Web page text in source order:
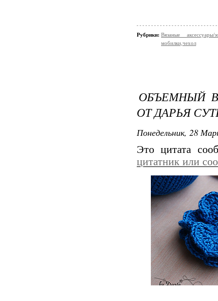
Рубрики: Вязаные
мобилки,чехол
ОБЪЕМНЫЙ
ОТ ДАРЬЯ
Понедельник, 28
Это цитата
цитатник или